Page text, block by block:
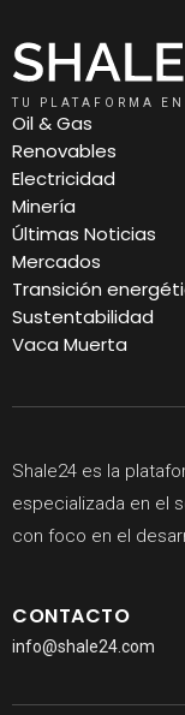
TU PLATAFORMA
Oil & Gas
Renovables
Electricidad
Minería
Últimas Noticias
Mercados
Transición
Sustentabilidad
Vaca Muerta
Shale24 es la
especializada en el
con foco en el
CONTACTO
info@shale24.com